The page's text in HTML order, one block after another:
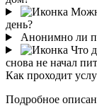
день?
Анонимно ли
Что
снова не начал
Как проходит
Подробное